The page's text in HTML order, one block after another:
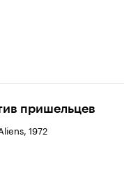
пришельцев
1972